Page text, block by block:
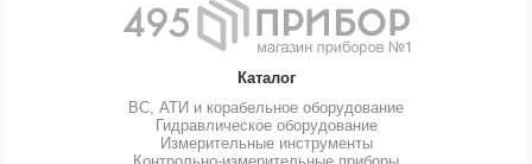
Каталог
ВС, АТИ и корабельное оборудование
Гидравлическое оборудование
Измерительные инструменты